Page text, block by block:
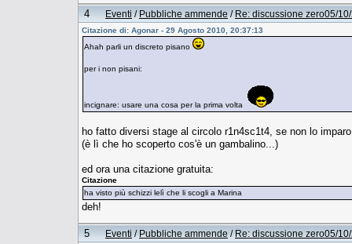
4 Eventi / Pubbliche ammende / Re: discussione zero05/
Citazione di: Agonar - 29 Agosto 2010, 20:37:13
Ahah parli un discreto pisano
per i non pisani:
incignare: usare una cosa per la prima volta
ho fatto diversi stage al circolo r1n4sc1t4, se non lo
(è lì che ho scoperto cos'è un gambalino...)
ed ora una citazione gratuita:
Citazione
ha visto più schizzi lelì che li scogli a Marina
deh!
5 Eventi / Pubbliche ammende / Re: discussione zero05/